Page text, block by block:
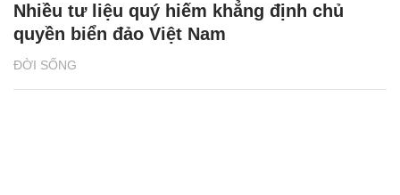
ĐỜI SỐNG
Nhiều tư liệu quý hiếm khẳng định chủ
quyền biển đảo Việt Nam